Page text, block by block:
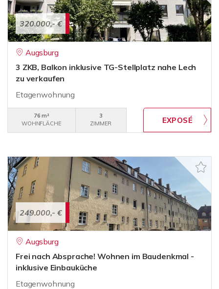
320.000,- €
Augsburg
3 ZKB, Balkon inklusive TG-Stellplatz nahe Lech
zu verkaufen
Etagenwohnung
76 m²
WOHNFLÄCHE
3
ZIMMER
249.000,- €
Augsburg
Frei nach Absprache! Wohnen im Baudenkmal -
inklusive Einbauküche
Etagenwohnung